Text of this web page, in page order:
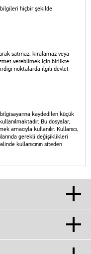
bilgileri hiçbir şekilde
satmaz, kiralamaz veya
verebilmek için birlikte
noktalarda ilgili devlet
kaydedilen küçük
Bu dosyalar,
amacıyla kullanılır. Kullanıcı,
gerekli değişiklikleri
kullanıcının siteden